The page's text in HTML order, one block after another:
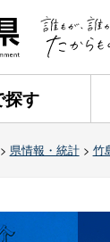
探す
県情報・統計> 竹